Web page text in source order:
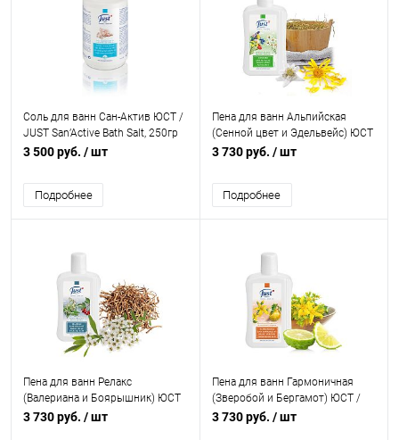
Соль для ванн Сан-Актив ЮСТ /
JUST San’Active Bath Salt, 250гр
3 500 руб. / шт
Подробнее
Пена для ванн Альпийская
(Сенной цвет и Эдельвейс) ЮСТ
/ JUST
3 730 руб. / шт
Подробнее
Пена для ванн Релакс
(Валериана и Боярышник) ЮСТ
/ JUST
3 730 руб. / шт
Пена для ванн Гармоничная
(Зверобой и Бергамот) ЮСТ /
JUST, 250 мл
3 730 руб. / шт